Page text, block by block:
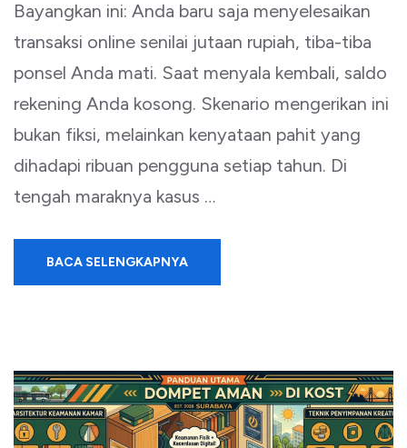
Bayangkan ini: Anda baru saja menyelesaikan
transaksi online senilai jutaan rupiah, tiba-tiba
ponsel Anda mati. Saat menyala kembali, saldo
rekening Anda kosong. Skenario mengerikan ini
bukan fiksi, melainkan kenyataan pahit yang
dihadapi ribuan pengguna setiap tahun. Di
tengah maraknya kasus …
BACA SELENGKAPNYA